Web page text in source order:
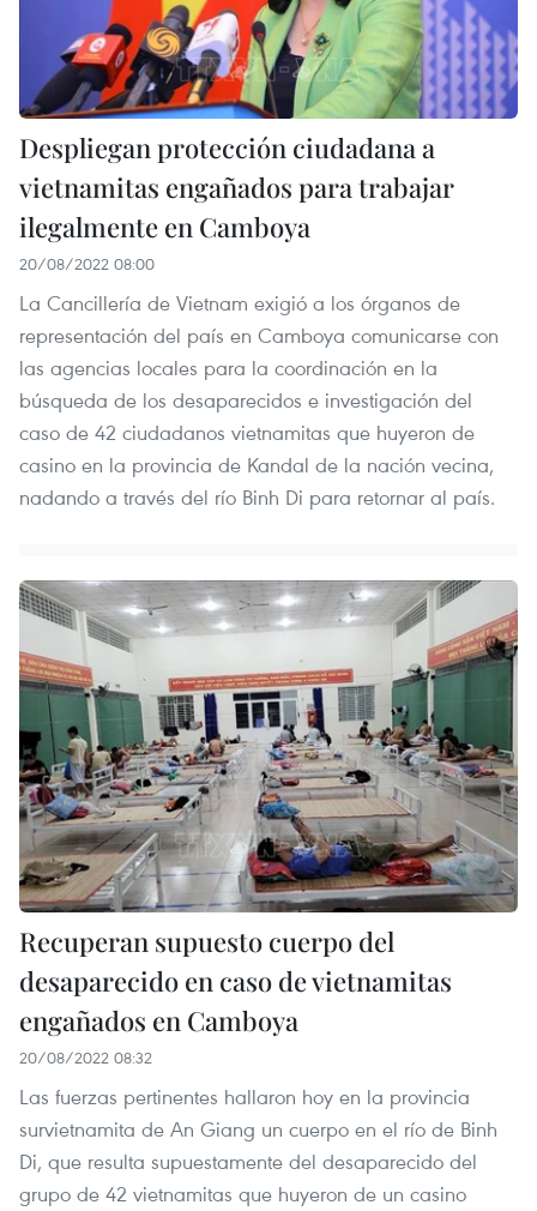
Despliegan protección ciudadana a
vietnamitas engañados para trabajar
ilegalmente en Camboya
20/08/2022 08:00
La Cancillería de Vietnam exigió a los órganos de
representación del país en Camboya comunicarse con
las agencias locales para la coordinación en la
búsqueda de los desaparecidos e investigación del
caso de 42 ciudadanos vietnamitas que huyeron de
casino en la provincia de Kandal de la nación vecina,
nadando a través del río Binh Di para retornar al país.
Recuperan supuesto cuerpo del
desaparecido en caso de vietnamitas
engañados en Camboya
20/08/2022 08:32
Las fuerzas pertinentes hallaron hoy en la provincia
survietnamita de An Giang un cuerpo en el río de Binh
Di, que resulta supuestamente del desaparecido del
grupo de 42 vietnamitas que huyeron de un casino